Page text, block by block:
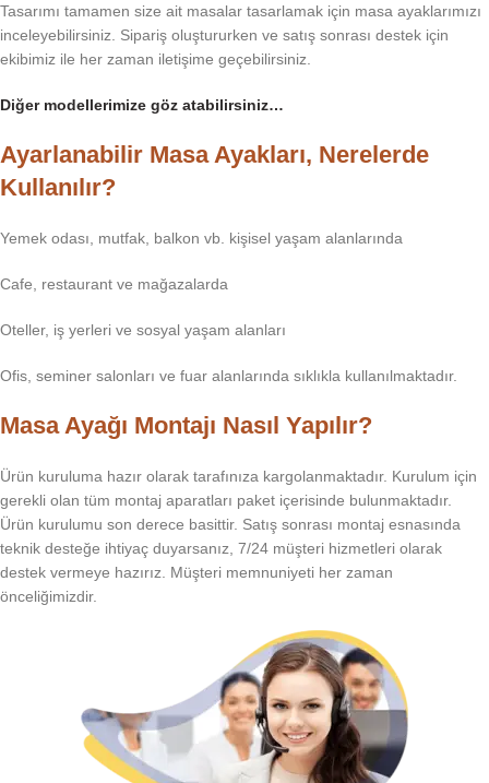
Tasarımı tamamen size ait masalar tasarlamak için masa ayaklarımızı
inceleyebilirsiniz. Sipariş oluştururken ve satış sonrası destek için
ekibimiz ile her zaman iletişime geçebilirsiniz.
Diğer modellerimize göz atabilirsiniz…
Ayarlanabilir Masa Ayakları, Nerelerde
Kullanılır?
Yemek odası, mutfak, balkon vb. kişisel yaşam alanlarında
Cafe, restaurant ve mağazalarda
Oteller, iş yerleri ve sosyal yaşam alanları
Ofis, seminer salonları ve fuar alanlarında sıklıkla kullanılmaktadır.
Masa Ayağı Montajı Nasıl Yapılır?
Ürün kuruluma hazır olarak tarafınıza kargolanmaktadır. Kurulum için
gerekli olan tüm montaj aparatları paket içerisinde bulunmaktadır.
Ürün kurulumu son derece basittir. Satış sonrası montaj esnasında
teknik desteğe ihtiyaç duyarsanız, 7/24 müşteri hizmetleri olarak
destek vermeye hazırız. Müşteri memnuniyeti her zaman
önceliğimizdir.